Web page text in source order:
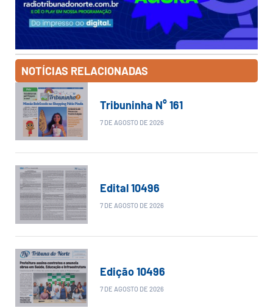
NOTÍCIAS RELACIONADAS
Tribuninha N° 161
7 DE AGOSTO DE 2026
Edital 10496
7 DE AGOSTO DE 2026
Edição 10496
7 DE AGOSTO DE 2026